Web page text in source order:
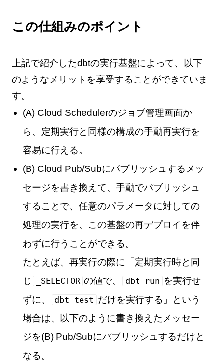
この仕組みのポイント
上記で紹介したdbtの実行基盤によって、以下
のようなメリットを享受することができていま
す。
(A) Cloud Schedulerのジョブ管理画面か
ら、定期実行と同様の構成の手動再実行を
容易に行える。
(B) Cloud Pub/Subにパブリッシュするメッ
セージを書き換えて、手動でパブリッシュ
することで、任意のパラメータに対しての
処理の実行を、この基盤の再デプロイを伴
わずに行うことができる。
たとえば、再実行の際に「定期実行時と同
じ
_SELECTOR の値で、 dbt run を実行せ
ずに、
dbt test だけを実行する」という
場合は、以下のように書き換えたメッセー
ジを(B) Pub/Subにパブリッシュするだけと
なる。